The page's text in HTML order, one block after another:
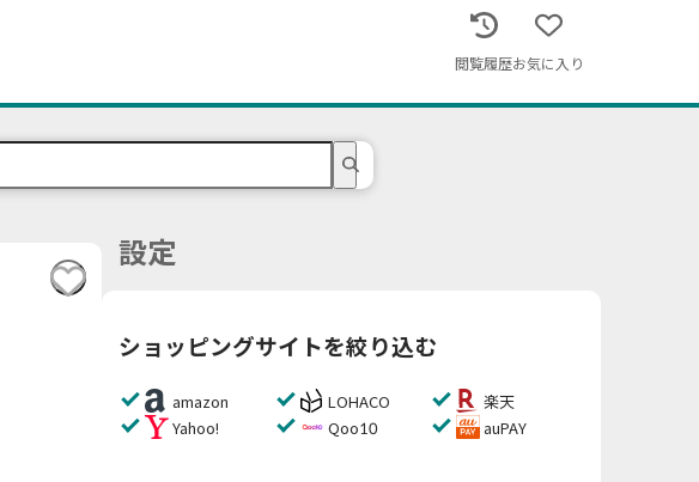
閲覧履歴お気に入り
設定
ショッピングサイトを絞り込む
amazon LOHACO
楽天
Yahoo!
Qoo10 auPAY